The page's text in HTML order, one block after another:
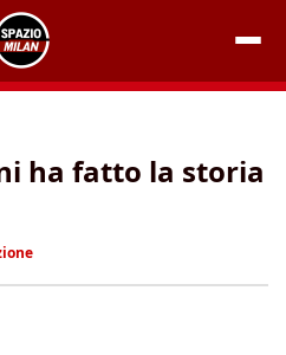
ha fatto la storia